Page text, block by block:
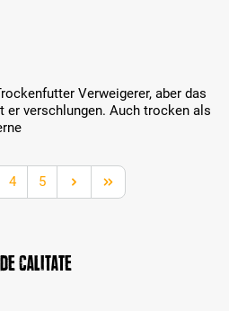
5 stars
Verweigerer, aber das
verschlungen. Auch trocken als
Page
4 Page
5
calitate